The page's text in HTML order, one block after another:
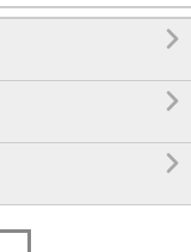


